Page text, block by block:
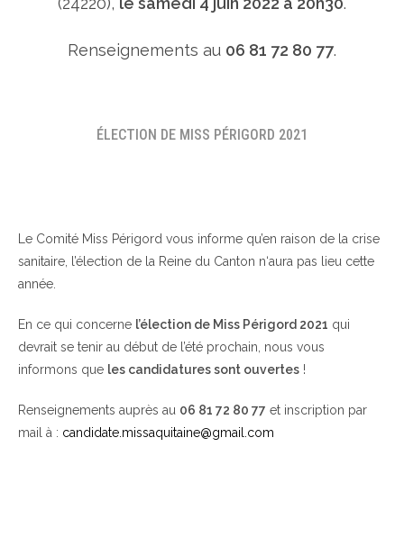
Renseignements au 06 81 72 80 77.
ÉLECTION DE MISS PÉRIGORD 2021
Le Comité Miss Périgord vous informe qu’en raison de la crise
sanitaire, l’élection de la Reine du Canton n‘aura pas lieu cette
année.
En ce qui concerne l’élection de Miss Périgord 2021 qui
devrait se tenir au début de l’été prochain, nous vous
informons que les candidatures sont ouvertes !
Renseignements auprès au 06 81 72 80 77 et inscription par
mail à : candidate.missaquitaine@gmail.com